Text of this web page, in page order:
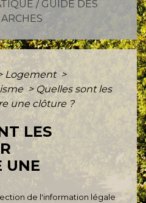
/ GUIDE DES
Logement >
> Quelles sont les
une clôture ?
LES
UNE
de l'information légale